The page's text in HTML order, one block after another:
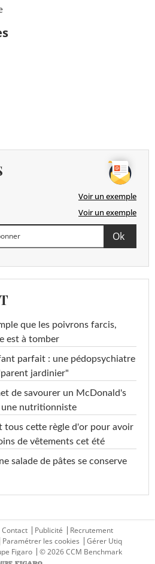
Voir un exemple
Voir un exemple
que les poivrons farcis,
est à tomber
parfait : une pédopsychiatre
jardinier"
de savourer un McDonald's
une nutritionniste
tous cette règle d'or pour avoir
de vêtements cet été
salade de pâtes se conserve
Contact Publicité
Recrutement
Paramétrer les cookies
Gérer Utiq
Figaro © 2026 CCM Benchmark